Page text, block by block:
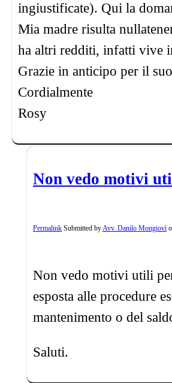
ingiustificate). Qui la
Mia madre risulta
ha altri redditi, infatti vive
Grazie in anticipo per il
Cordialmente
Rosy
Non vedo motivi
Permalink Submitted byAvv. Danilo Mongiovì
Non vedo motivi utili
esposta alle procedure
mantenimento o del
Saluti.